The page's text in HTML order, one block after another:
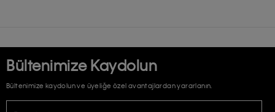
Bültenimize Kaydolun
Bültenimize kaydolun ve üyeliğe özel avantajlardan yararlanın.